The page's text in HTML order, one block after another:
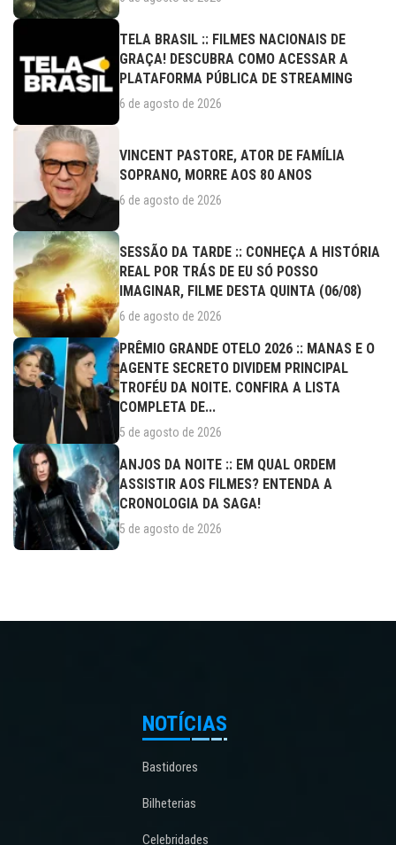
TELA BRASIL :: FILMES NACIONAIS DE
GRAÇA! DESCUBRA COMO ACESSAR A
PLATAFORMA PÚBLICA DE STREAMING
6 de agosto de 2026
VINCENT PASTORE, ATOR DE FAMÍLIA
SOPRANO, MORRE AOS 80 ANOS
6 de agosto de 2026
SESSÃO DA TARDE :: CONHEÇA A HISTÓRIA
REAL POR TRÁS DE EU SÓ POSSO
IMAGINAR, FILME DESTA QUINTA (06/08)
6 de agosto de 2026
PRÊMIO GRANDE OTELO 2026 :: MANAS E O
AGENTE SECRETO DIVIDEM PRINCIPAL
TROFÉU DA NOITE. CONFIRA A LISTA
COMPLETA DE...
5 de agosto de 2026
ANJOS DA NOITE :: EM QUAL ORDEM
ASSISTIR AOS FILMES? ENTENDA A
CRONOLOGIA DA SAGA!
5 de agosto de 2026
NOTÍCIAS
Bastidores
Bilheterias
Celebridades